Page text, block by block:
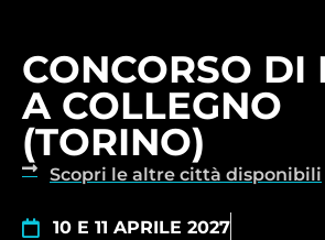
CONCORSO DI
A COLLEGNO
(TORINO)
Scopri le altre città disponibili
10 E 11 APRILE 2027